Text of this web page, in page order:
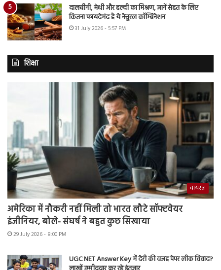
दालचीनी, मेथी और हल्दी का मिश्रण, जानें सेहत के लिए
कितना फायदेमंद है ये नेचुरल कॉम्बिनेशन
31 July 2026 - 5:57 PM
शिक्षा
वायरल
अमेरिका में नौकरी नहीं मिली तो भारत लौटे सॉफ्टवेयर
इंजीनियर, बोले- संघर्ष ने बहुत कुछ सिखाया
29 July 2026 - 8:00 PM
UGC NET Answer Key में देरी की वजह पेपर लीक विवाद?